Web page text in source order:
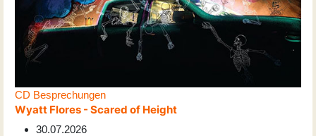
CD Besprechungen
Wyatt Flores - Scared of Height
30.07.2026